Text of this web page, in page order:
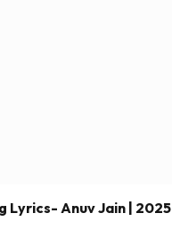
Lyrics- Anuv Jain | 2025